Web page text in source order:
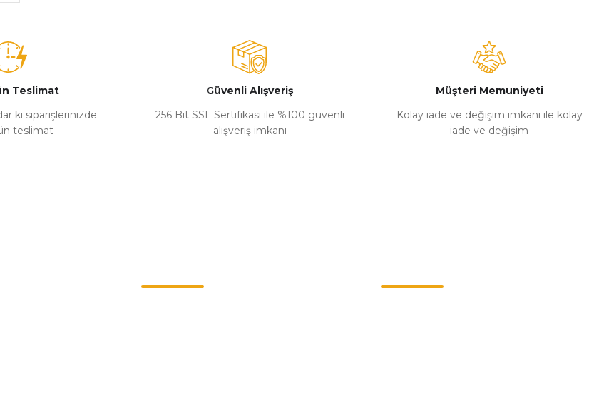
Teslimat
ki siparişlerinizde
teslimat
Güvenli Alışveriş
256 Bit SSL Sertifikası ile %100 güvenli
alışveriş imkanı
Müşteri Memuniyeti
Kolay iade ve değişim imkanı ile kolay
iade ve değişim